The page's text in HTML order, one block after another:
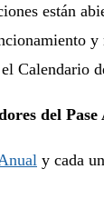
están
del Pase
y cada